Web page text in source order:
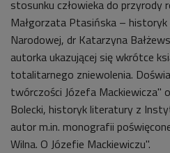
stosunku człowieka do przyrody
Małgorzata Ptasińska –
Narodowej, dr Katarzyna
autorka ukazującej się wkrótce
totalitarnego zniewolenia.
twórczości Józefa Mackiewicza"
Bolecki, historyk literatury z
autor m.in. monografii
Wilna. O Józefie Mackiewiczu".